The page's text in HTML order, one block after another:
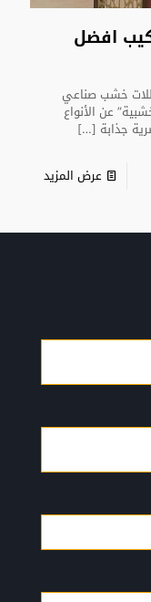
افضل
خشب صناعي
عن الأنواع
جذابة […]
عرض المزيد